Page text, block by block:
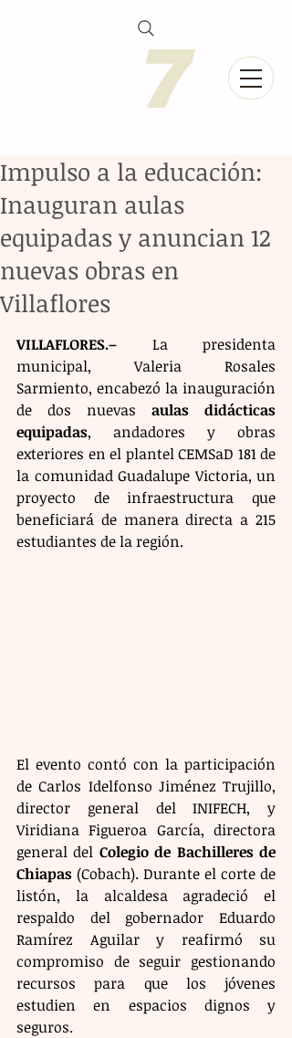
Impulso a la educación:
Inauguran aulas
equipadas y anuncian 12
nuevas obras en
Villaflores
VILLAFLORES.– La presidenta
municipal, Valeria Rosales
Sarmiento, encabezó la inauguración
de dos nuevas aulas didácticas
equipadas, andadores y obras
exteriores en el plantel CEMSaD 181 de
la comunidad Guadalupe Victoria, un
proyecto de infraestructura que
beneficiará de manera directa a 215
estudiantes de la región.
El evento contó con la participación
de Carlos Idelfonso Jiménez Trujillo,
director general del INIFECH, y
Viridiana Figueroa García, directora
general del Colegio de Bachilleres de
Chiapas (Cobach). Durante el corte de
listón, la alcaldesa agradeció el
respaldo del gobernador Eduardo
Ramírez Aguilar y reafirmó su
compromiso de seguir gestionando
recursos para que los jóvenes
estudien en espacios dignos y
seguros.